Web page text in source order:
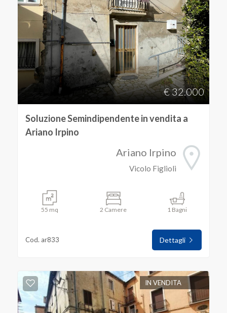
€ 32.000
Soluzione Semindipendente in vendita a
Ariano Irpino
Ariano Irpino
Vicolo Figlioli
55 mq 2 Camere 1 Bagni
Cod. ar833 Dettagli
IN VENDITA